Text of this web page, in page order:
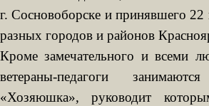
г. Сосновоборске и принявшего 22
разных городов и районов
Кроме замечательного и всеми
ветераны-педагоги
«Хозяюшка», руководит